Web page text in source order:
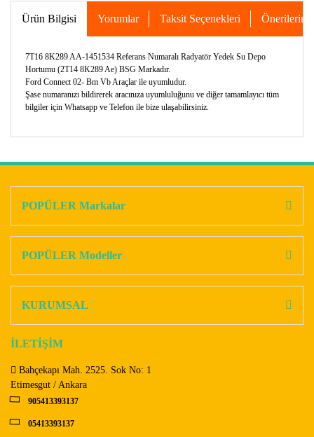
Ürün Bilgisi Yorumlar Taksit Seçenekleri Önerileriniz
7T16 8K289 AA-1451534 Referans Numaralı Radyatör Yedek Su Depo
Hortumu (2T14 8K289 Ae) BSG Markadır.
Ford Connect 02- Bm Vb Araçlar ile uyumludur.
Şase numaranızı bildirerek aracınıza uyumluluğunu ve diğer tamamlayıcı tüm
bilgiler için Whatsapp ve Telefon ile bize ulaşabilirsiniz.
Ürün açıklamasında eksik bilgiler bulunuyor.
Bu ürüne benzer farklı alternatifler olmalı.
POPÜLER Markalar
POPÜLER Modeller
KURUMSAL
İLETİŞİM
Bahçekapı Mah. 2525. Sok No: 1
Etimesgut / Ankara
905413393137
05413393137